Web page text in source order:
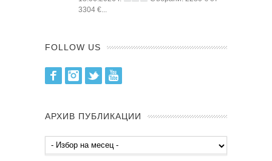
3304 €...
FOLLOW US
FacebookInstagram
Twitter
АРХИВ ПУБЛИКАЦИИ
Архив
публикации